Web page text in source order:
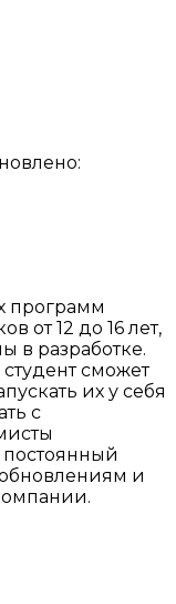
программ
от 12 до 16 лет,
в разработке.
сможет
их у себя
с
постоянный
и